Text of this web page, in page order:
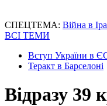
СПЕЦТЕМА: Війна в
ВСІ ТЕМИ
Вступ України в
Теракт в Барселоні
Відразу 39